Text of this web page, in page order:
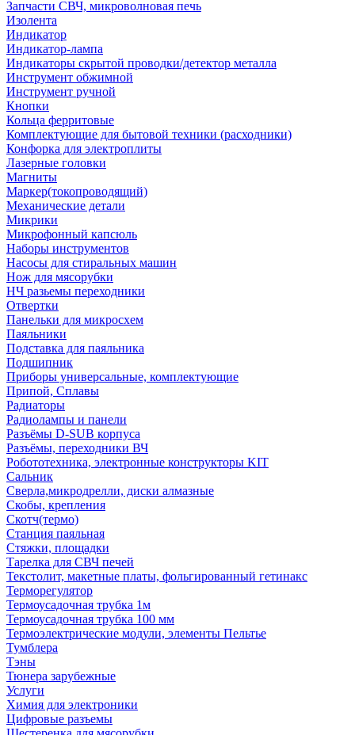
Запчасти СВЧ, микроволновая печь
Изолента
Индикатор
Индикатор-лампа
Индикаторы скрытой проводки/детектор металла
Инструмент обжимной
Инструмент ручной
Кнопки
Кольца ферритовые
Комплектующие для бытовой техники (расходники)
Конфорка для электроплиты
Лазерные головки
Магниты
Маркер(токопроводящий)
Механические детали
Микрики
Микрофонный капсюль
Наборы инструментов
Насосы для стиральных машин
Нож для мясорубки
НЧ разьемы переходники
Отвертки
Панельки для микросхем
Паяльники
Подставка для паяльника
Подшипник
Приборы универсальные, комплектующие
Припой, Сплавы
Радиаторы
Радиолампы и панели
Разъёмы D-SUB корпуса
Разъёмы, переходники ВЧ
Робототехника, электронные конструкторы KIT
Сальник
Сверла,микродрелли, диски алмазные
Скобы, крепления
Скотч(термо)
Станция паяльная
Стяжки, площадки
Тарелка для СВЧ печей
Текстолит, макетные платы, фольгированный гетинакс
Терморегулятор
Термоусадочная трубка 1м
Термоусадочная трубка 100 мм
Термоэлектрические модули, элементы Пельтье
Тумблера
Тэны
Тюнера зарубежные
Услуги
Химия для электроники
Цифровые разъемы